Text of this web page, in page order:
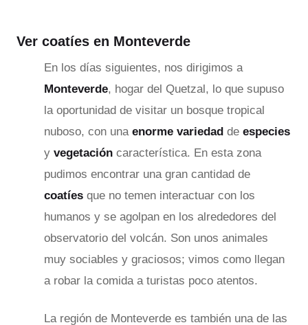
Ver coatíes en Monteverde
En los días siguientes, nos dirigimos a
Monteverde, hogar del Quetzal, lo que supuso
la oportunidad de visitar un bosque tropical
nuboso, con una enorme variedad de especies
y vegetación característica. En esta zona
pudimos encontrar una gran cantidad de
coatíes que no temen interactuar con los
humanos y se agolpan en los alrededores del
observatorio del volcán. Son unos animales
muy sociables y graciosos; vimos como llegan
a robar la comida a turistas poco atentos.
La región de Monteverde es también una de las